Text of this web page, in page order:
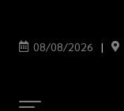
08/08/2026